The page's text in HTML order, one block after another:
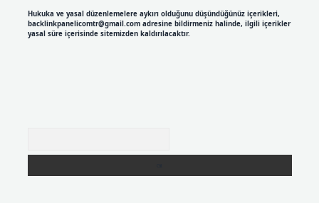
Hukuka ve yasal düzenlemelere aykırı olduğunu düşündüğünüz içerikleri,
backlinkpanelicomtr@gmail.comadresine bildirmeniz halinde, ilgili içerikler
yasal süre içerisinde sitemizden kaldırılacaktır.